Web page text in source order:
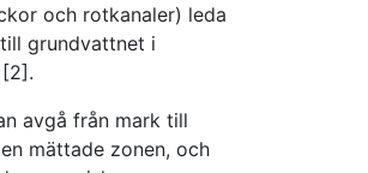
och rotkanaler) leda
grundvattnet i
avgå från mark till
mättade zonen, och